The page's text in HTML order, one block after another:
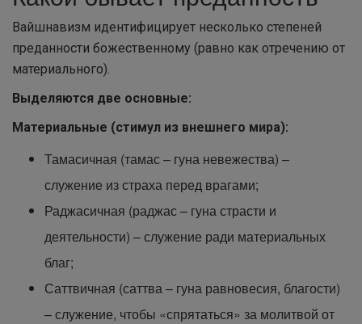
Вайшнавизм идентифицирует несколько степеней
преданности божественному (равно как отречению от
материального).
Выделяются две основные:
Материальные (стимул из внешнего мира):
Тамасичная (тамас – гуна невежества) –
служение из страха перед врагами;
Раджасичная (раджас – гуна страсти и
деятельности) – служение ради материальных
благ;
Саттвичная (саттва – гуна равновесия, благости)
– служение, чтобы «спрятаться» за молитвой от